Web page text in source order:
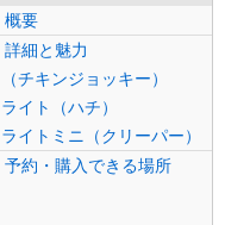
概要
細と魅力
チキンジョッキー）
イト（ハチ）
イトミニ（クリーパー）
約・購入できる場所